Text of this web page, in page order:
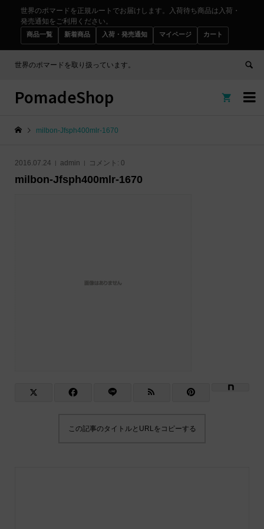
世界のポマードを正規ルートでお届けします。入荷待ち商品は入荷・
発売通知をご利用ください。
商品一覧 新着商品 入荷・発売通知 マイページ カート
世界のポマードを取り扱っています。

PomadeShop 
milbon-Jfsph400mlr-1670
2016.07.24 admin コメント: 0
milbon-Jfsph400mlr-1670
この記事のタイトルとURLをコピーする